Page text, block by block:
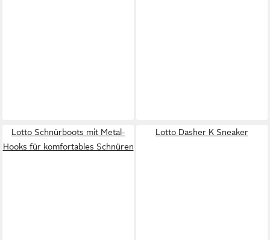
Lotto Schnürboots mit Metal-
Hooks für komfortables Schnüren
Lotto Dasher K Sneaker